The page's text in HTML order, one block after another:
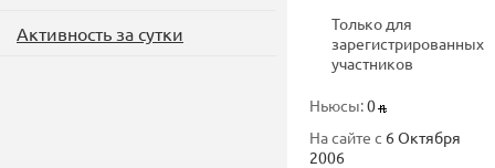
Активность за сутки
Только для
зарегистрированных
участников
Ньюсы:0
На сайте с 6 Октября
2006